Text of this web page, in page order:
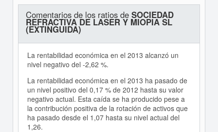
Comentarios de los ratios de SOCIEDAD
REFRACTIVA DE LASER Y MIOPIA SL
(EXTINGUIDA)
La rentabilidad económica en el 2013 alcanzó un
nivel negativo del -2,62 %.
La rentabilidad económica en el 2013 ha pasado de
un nivel positivo del 0,17 % de 2012 hasta su valor
negativo actual. Esta caída se ha producido pese a
la contribución positiva de la rotación de activos que
ha pasado desde el 1,07 hasta su nivel actual del
1,26.